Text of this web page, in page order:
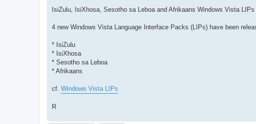
s
g
IsiZulu, IsiXhosa, Sesotho sa Leboa and Afrikaans Windows Vista LIPs
4 new Windows Vista Language Interface Packs (LIPs) have been
* IsiZulu
* IsiXhosa
* Sesotho sa Leboa
* Afrikaans
cf. Windows Vista LIPs
R